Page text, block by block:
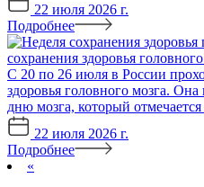
22 июля 2026 г.
Подробнее
сохранения здоровья
С 20 по 26 июля в России
здоровья головного мозга.
дню мозга, который
22 июля 2026 г.
Подробнее
«